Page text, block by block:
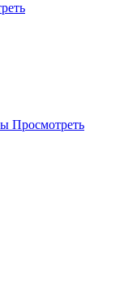
Просмотреть